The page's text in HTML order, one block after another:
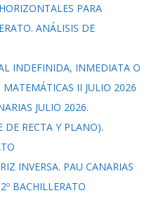
PARA
ANÁLISIS DE
INDEFINIDA, INMEDIATA O
II JULIO 2026
JULIO 2026.
DE RECTA Y PLANO).
INVERSA. PAU CANARIAS
BACHILLERATO